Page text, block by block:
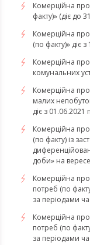
Комерційна
факту)» (діє до
Комерційна
(по факту)» діє з
Комерційна
комунальних
Комерційна
малих
діє з 01.06.2021
Комерційна
(по факту) із
доби» на
Комерційна
потреб (по
за періодами
Комерційна
потреб (по
за періодами